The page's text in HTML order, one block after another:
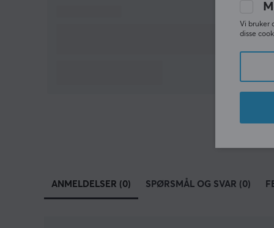
ANMELDELSER (0) SPØRSMÅL OG SVAR (0)
Vi bruker
disse